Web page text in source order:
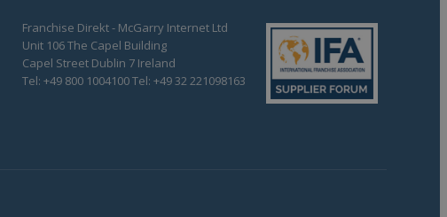
Franchise Direkt - McGarry Internet Ltd
Unit 106 The Capel Building
Capel Street Dublin 7 Ireland
Tel: +49 800 1004100 Tel: +49 32 221098163